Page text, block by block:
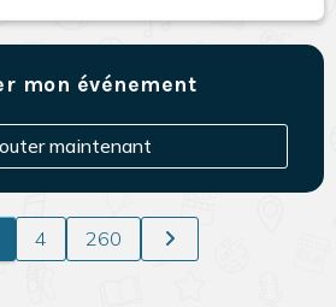
mon événement
maintenant
4 260